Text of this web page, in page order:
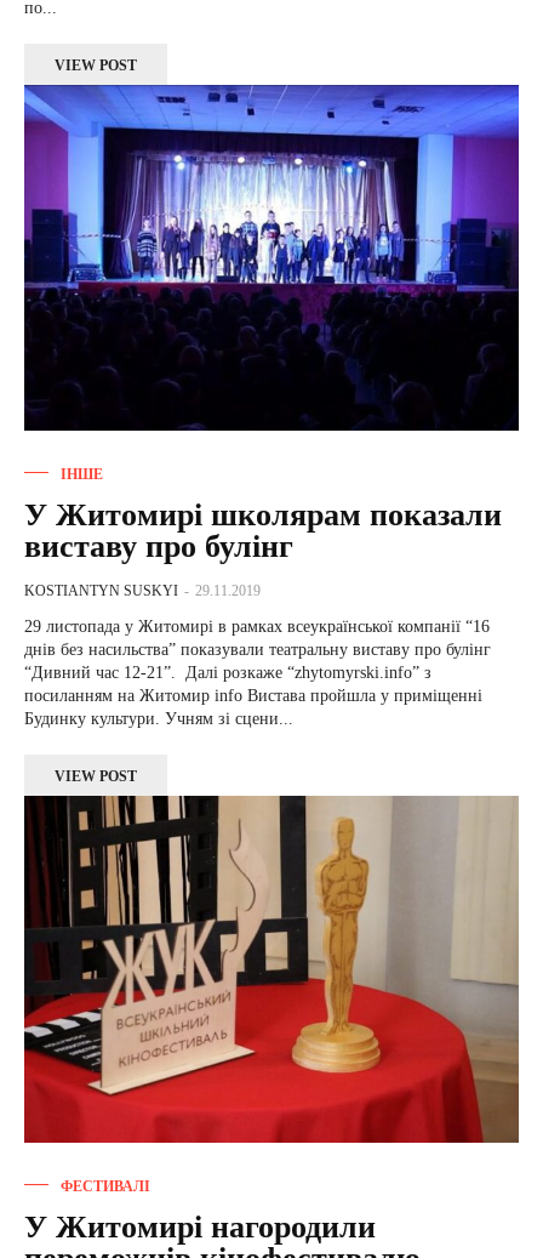
по...
VIEW POST
ІНШЕ
У ​Житомирі школярам показали
виставу про булінг
KOSTIANTYN SUSKYI - 29.11.2019
29 листопада у Житомирі в рамках всеукраїнської компанії “16
днів без насильства” показували театральну виставу про булінг
“Дивний час 12-21”. Далі розкаже “zhytomyrski.info” з
посиланням на Житомир info Вистава пройшла у приміщенні
Будинку культури. Учням зі сцени...
VIEW POST
ФЕСТИВАЛІ
У Житомирі нагородили